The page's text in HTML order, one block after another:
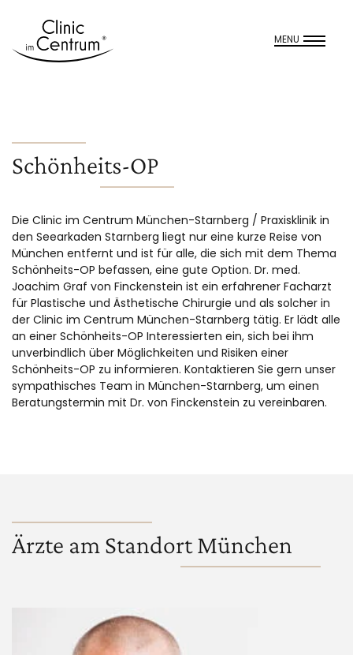
MENU
Schönheits-OP
Die Clinic im Centrum München-Starnberg / Praxisklinik in
den Seearkaden Starnberg liegt nur eine kurze Reise von
München entfernt und ist für alle, die sich mit dem Thema
Schönheits-OP befassen, eine gute Option. Dr. med.
Joachim Graf von Finckenstein ist ein erfahrener Facharzt
für Plastische und Ästhetische Chirurgie und als solcher in
der Clinic im Centrum München-Starnberg tätig. Er lädt alle
an einer Schönheits-OP Interessierten ein, sich bei ihm
unverbindlich über Möglichkeiten und Risiken einer
Schönheits-OP zu informieren. Kontaktieren Sie gern unser
sympathisches Team in München-Starnberg, um einen
Beratungstermin mit Dr. von Finckenstein zu vereinbaren.
Ärzte am Standort München